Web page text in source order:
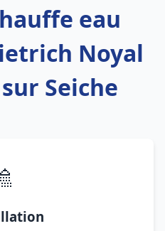
eau
Noyal
Seiche